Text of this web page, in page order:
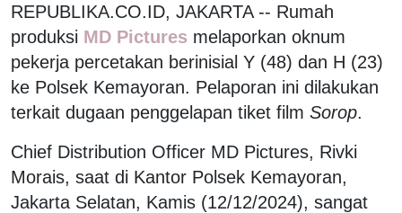
REPUBLIKA.CO.ID, JAKARTA -- Rumah
produksi MD Pictures melaporkan oknum
pekerja percetakan berinisial Y (48) dan H (23)
ke Polsek Kemayoran. Pelaporan ini dilakukan
terkait dugaan penggelapan tiket film Sorop.
Chief Distribution Officer MD Pictures, Rivki
Morais, saat di Kantor Polsek Kemayoran,
Jakarta Selatan, Kamis (12/12/2024), sangat